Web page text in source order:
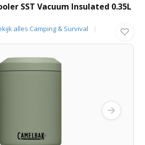
SST Vacuum Insulated 0.35L
alles Camping & Survival